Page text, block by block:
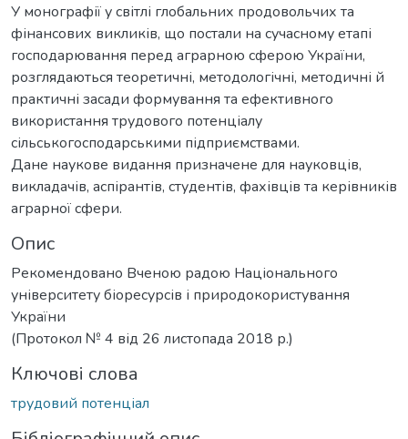
У монографії у світлі глобальних продовольчих та
фінансових викликів, що постали на сучасному етапі
господарювання перед аграрною сферою України,
розглядаються теоретичні, методологічні, методичні й
практичні засади формування та ефективного
використання трудового потенціалу
сільськогосподарськими підприємствами.
Дане наукове видання призначене для науковців,
викладачів, аспірантів, студентів, фахівців та керівників
аграрної сфери.
Опис
Рекомендовано Вченою радою Національного
університету біоресурсів і природокористування
України
(Протокол № 4 від 26 листопада 2018 р.)
Ключові слова
трудовий потенціал